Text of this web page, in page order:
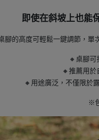
即使在斜坡上也能
腳的高度可輕鬆一鍵調節，單
🔸桌腳可
🔸推薦用
🔸用途廣泛，不僅限於
※